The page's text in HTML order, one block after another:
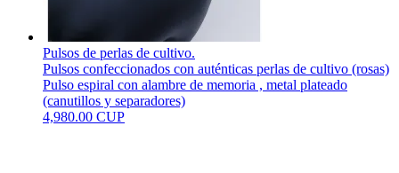
Pulsos de perlas de cultivo.
Pulsos confeccionados con auténticas perlas de cultivo (rosas)
Pulso espiral con alambre de memoria , metal plateado
(canutillos y separadores)
4,980.00 CUP